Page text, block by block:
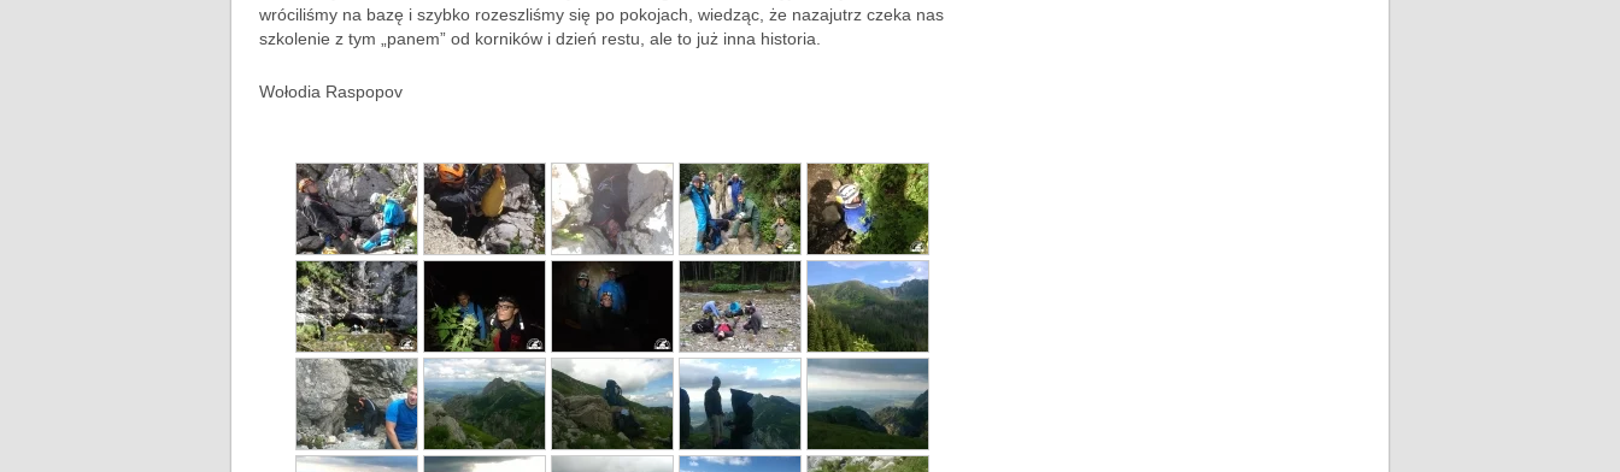
wróciliśmy na bazę i szybko rozeszliśmy się po pokojach, wiedząc, że nazajutrz czeka nas
szkolenie z tym „panem” od korników i dzień restu, ale to już inna historia.
Wołodia Raspopov